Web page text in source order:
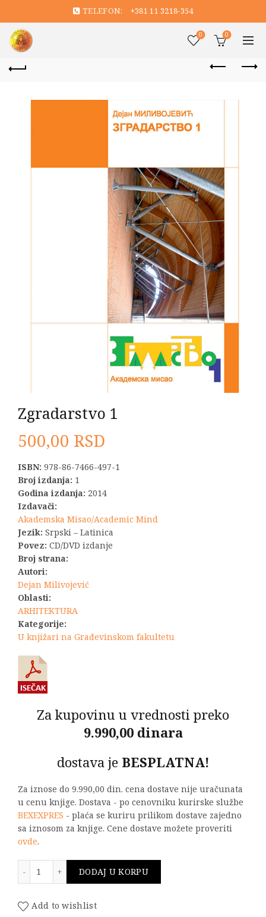
TELEFON: +381 11 3218-354
0 0
Zgradarstvo 1
500,00 RSD
ISBN: 978-86-7466-497-1
Broj izdanja: 1
Godina izdanja: 2014
Izdavači:
Akademska Misao/Academic Mind
Jezik: Srpski – Latinica
Povez: CD/DVD izdanje
Broj strana:
Autori:
Dejan Milivojević
Oblasti:
ARHITEKTURA
Kategorije:
U knjižari na Građevinskom fakultetu
Za kupovinu u vrednosti preko
9.990,00 dinara
dostava je BESPLATNA!
Za iznose do 9.990,00 din. cena dostave nije uračunata
u cenu knjige. Dostava - po cenovniku kurirske službe
BEXEXPRES - plaća se kuriru prilikom dostave zajedno
sa iznosom za knjige. Cene dostave možete proveriti
ovde.
DODAJ U KORPU
Add to wishlist